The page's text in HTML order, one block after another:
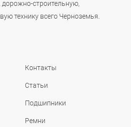
дорожно-строительную,
технику всего Черноземья.
Контакты
Статьи
Подшипники
Ремни